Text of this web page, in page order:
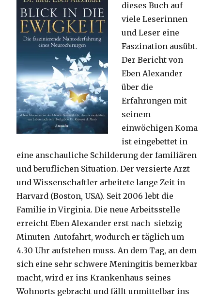
dieses Buch auf
viele Leserinnen
und Leser eine
Faszination ausübt.
Der Bericht von
Eben Alexander
über die
Erfahrungen mit
seinem
einwöchigen Koma
ist eingebettet in
eine anschauliche Schilderung der familiären
und beruflichen Situation. Der versierte Arzt
und Wissenschaftler arbeitete lange Zeit in
Harvard (Boston, USA). Seit 2006 lebt die
Familie in Virginia. Die neue Arbeitsstelle
erreicht Eben Alexander erst nach siebzig
Minuten Autofahrt, wodurch er täglich um
4.30 Uhr aufstehen muss. An dem Tag, an dem
sich eine sehr schwere Meningitis bemerkbar
macht, wird er ins Krankenhaus seines
Wohnorts gebracht und fällt unmittelbar ins